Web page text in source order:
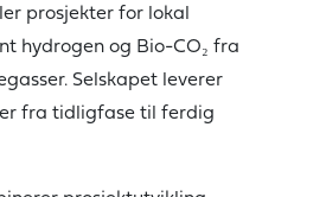
prosjekter for lokal
hydrogen og Bio-CO₂ fra
Selskapet leverer
fra tidligfase til ferdig